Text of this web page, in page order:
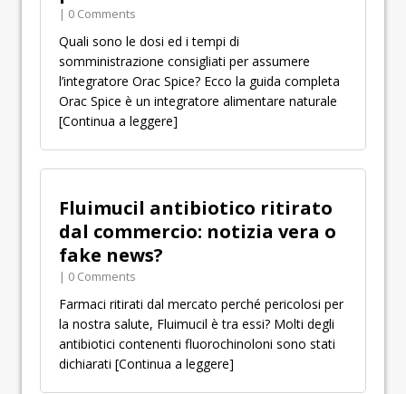
| 0 Comments
Quali sono le dosi ed i tempi di
somministrazione consigliati per assumere
l’integratore Orac Spice? Ecco la guida completa
Orac Spice è un integratore alimentare naturale
[Continua a leggere]
Fluimucil antibiotico ritirato
dal commercio: notizia vera o
fake news?
| 0 Comments
Farmaci ritirati dal mercato perché pericolosi per
la nostra salute, Fluimucil è tra essi? Molti degli
antibiotici contenenti fluorochinoloni sono stati
dichiarati [Continua a leggere]